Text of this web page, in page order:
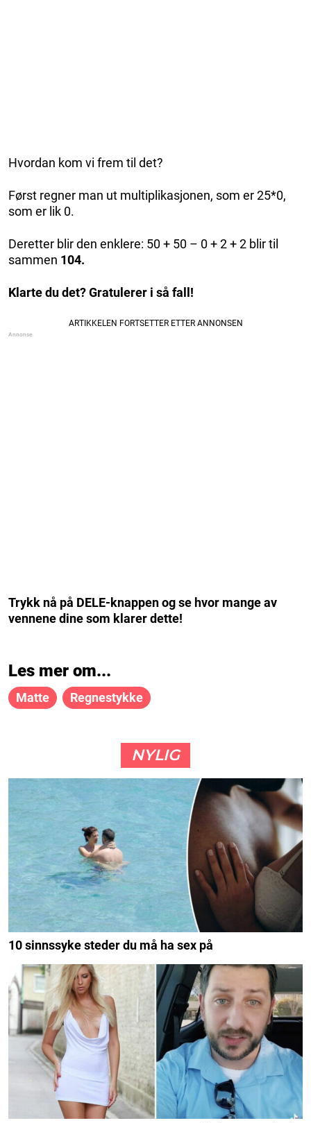
Hvordan kom vi frem til det?
Først regner man ut multiplikasjonen, som er 25*0,
som er lik 0.
Deretter blir den enklere: 50 + 50 – 0 + 2 + 2 blir til
sammen 104.
Klarte du det? Gratulerer i så fall!
Trykk nå på DELE-knappen og se hvor mange av
vennene dine som klarer dette!
Les mer om...
Matte Regnestykke
NYLIG
10 sinnssyke steder du må ha sex på